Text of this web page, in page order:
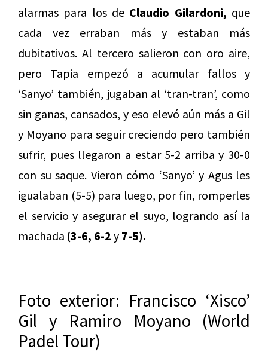
alarmas para los de Claudio Gilardoni, que
cada vez erraban más y estaban más
dubitativos. Al tercero salieron con oro aire,
pero Tapia empezó a acumular fallos y
‘Sanyo’ también, jugaban al ‘tran-tran’, como
sin ganas, cansados, y eso elevó aún más a Gil
y Moyano para seguir creciendo pero también
sufrir, pues llegaron a estar 5-2 arriba y 30-0
con su saque. Vieron cómo ‘Sanyo’ y Agus les
igualaban (5-5) para luego, por fin, romperles
el servicio y asegurar el suyo, logrando así la
machada (3-6, 6-2 y 7-5).
Foto exterior: Francisco ‘Xisco’
Gil y Ramiro Moyano (World
Padel Tour)